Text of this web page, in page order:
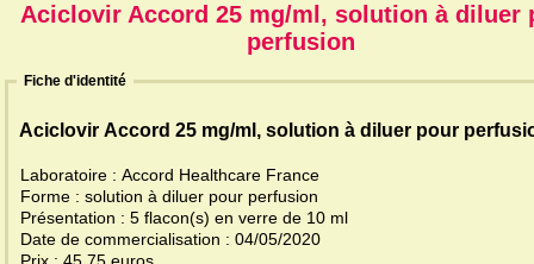
Aciclovir Accord 25 mg/ml, solution à diluer
perfusion
Fiche d'identité
Aciclovir Accord 25 mg/ml, solution à diluer pour
Laboratoire : Accord Healthcare France
Forme : solution à diluer pour perfusion
Présentation : 5 flacon(s) en verre de 10 ml
Date de commercialisation : 04/05/2020